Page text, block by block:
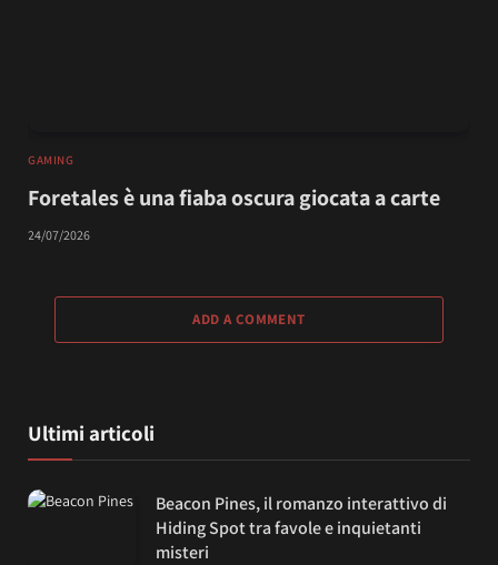
GAMING
Foretales è una fiaba oscura giocata a carte
24/07/2026
ADD A COMMENT
Ultimi articoli
Beacon Pines, il romanzo interattivo di
Hiding Spot tra favole e inquietanti
misteri